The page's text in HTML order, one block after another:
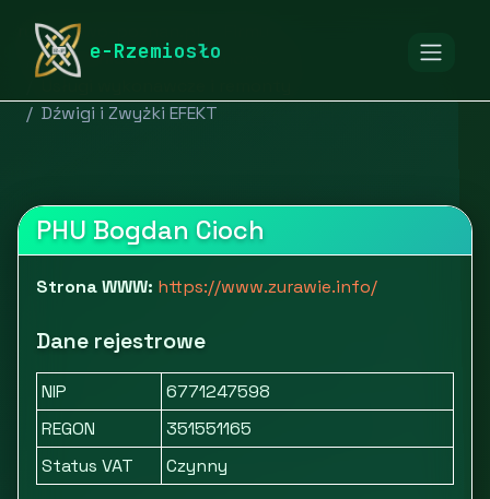
e-Rzemiosło
rymarstwo-poznan.pl
Budownictwo i nieruchomości
Dźwigi i Zwyżki EFEKT
PHU Bogdan Cioch
Strona WWW: https://www.zurawie.info/
Dane rejestrowe
NIP
6771247598
REGON
351551165
Status VAT
Czynny